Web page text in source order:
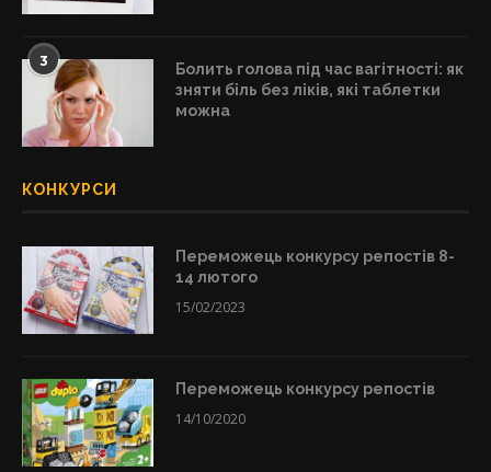
3
Болить голова під час вагітності: як
зняти біль без ліків, які таблетки
можна
КОНКУРСИ
Переможець конкурсу репостів 8-
14 лютого
15/02/2023
Переможець конкурсу репостів
14/10/2020